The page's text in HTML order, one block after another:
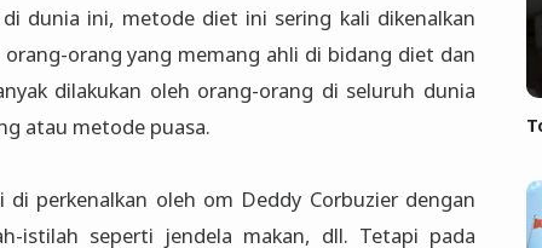
dunia ini, metode diet ini sering kali dikenalkan
orang yang memang ahli di bidang diet dan
dilakukan oleh orang-orang di seluruh dunia
atau metode puasa.
perkenalkan oleh om Deddy Corbuzier dengan
istilah seperti jendela makan, dll. Tetapi pada